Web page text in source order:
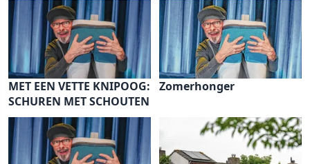
MET EEN VETTE KNIPOOG:
SCHUREN MET SCHOUTEN
Zomerhonger